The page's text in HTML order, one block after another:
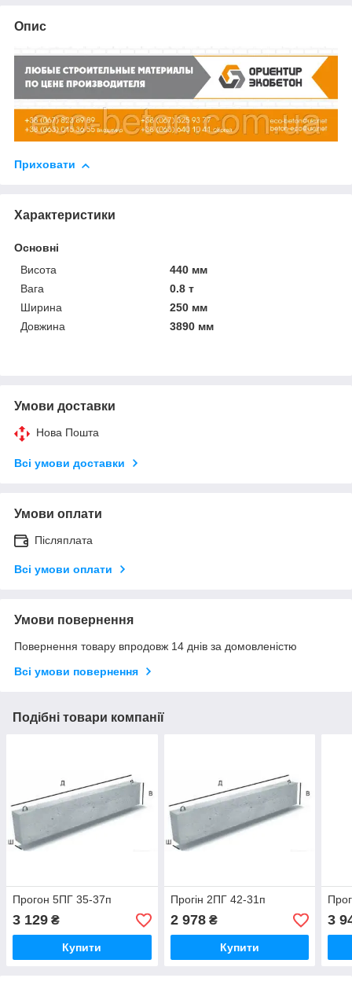
Опис
Приховати
Характеристики
Основні
Висота
440 мм
Вага
0.8 т
Ширина
250 мм
Довжина
3890 мм
Умови доставки
Нова Пошта
Всі умови доставки
Умови оплати
Післяплата
Всі умови оплати
Умови повернення
Повернення товару впродовж 14 днів за домовленістю
Всі умови повернення
Подібні товари компанії
Прогон 5ПГ 35-37п
3 129 ₴
Купити
Прогін 2ПГ 42-31п
2 978₴
Купити
3